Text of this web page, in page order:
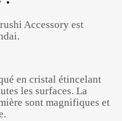
Accessory est
en cristal étincelant
les surfaces. La
sont magnifiques et